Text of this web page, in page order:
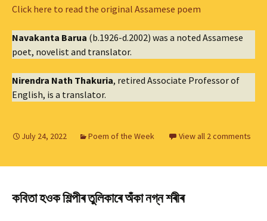
Click here to read the original Assamese poem
Navakanta Barua (b.1926-d.2002) was a noted Assamese
poet, novelist and translator.
Nirendra Nath Thakuria, retired Associate Professor of
English, is a translator.
July 24, 2022 Poem of the Week View all 2 comments
কবিতা হওক শিল্পীৰ তুলিকাৰে অঁকা নগ্ন শৰীৰ